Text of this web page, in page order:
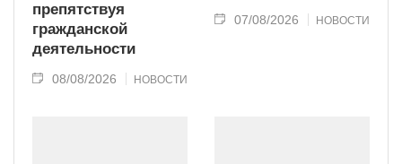
препятствуя
гражданской
деятельности
08/08/2026 НОВОСТИ
07/08/2026 НОВОСТИ